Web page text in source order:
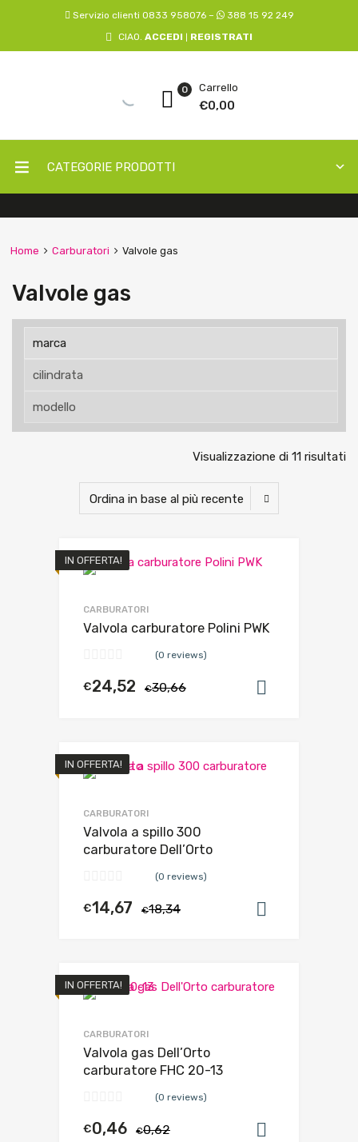
Servizio clienti 0833 958076 –
388 15 92 249
CIAO. ACCEDI REGISTRATI
Carrello
€0,00
0
CATEGORIE PRODOTTI
Home Carburatori Valvole gas
Valvole gas
Visualizzazione di 11 risultati
IN OFFERTA!
CARBURATORI
Valvola carburatore Polini PWK
(0 reviews)
€30,66
€24,52
IN OFFERTA!
CARBURATORI
Valvola a spillo 300
carburatore Dell’Orto
(0 reviews)
€18,34
€14,67
IN OFFERTA!
CARBURATORI
Valvola gas Dell’Orto
carburatore FHC 20-13
(0 reviews)
€0,62
€0,46